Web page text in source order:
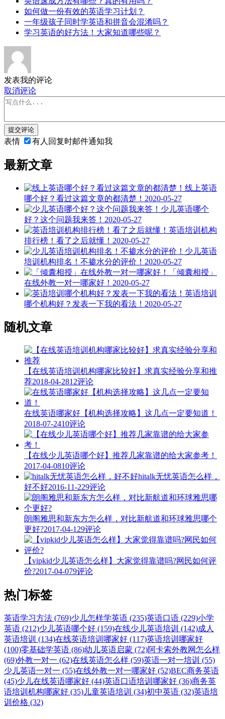
如何做一份有效的英语学习计划？
一年级孩子同时学英语和拼音会混淆吗？
学习英语的好方法！大家知道哪些呢？
发表我的评论
取消评论
提交评论
表情 有人回复时邮件通知我
最新文章
线上英语
哪个好？看过这篇文章的都清楚！ 2020-05-27
少儿英语哪个
好？这个问题我来答！ 2020-05-27
英语培训机构
排行榜！看了之后就懂！ 2020-05-27
少儿英语
培训机构排名！不掺水分的评价！ 2020-05-27
「倾囊相授」
在线外教一对一哪家好！ 2020-05-27
英语培训
哪个机构好？发表一下我的看法！ 2020-05-27
随机文章
【在线英语培训机构哪家比较好】求真实经验分享和推
荐2018-04-2812评论
在线英语哪家好【机构选择攻略】这几点一定要知道！
2018-07-2410评论
【在线少儿英语哪个好】推荐几家靠谱的给大家参考！
2017-04-0810评论
hitalk无忧英语怎么样，
好不好2016-11-229评论
朗阁雅思和新东方怎么样，对比新航道和环球雅思哪个
更好?2017-04-129评论
【vipkid少儿英语怎么样】大家觉得靠谱吗?网民如何评
价?2017-04-079评论
热门标签
英语学习方法 (769)少儿怎样学英语 (235)英语口语 (229)小学
英语 (212)少儿英语哪个好 (159)在线少儿英语培训 (142)成人
英语培训 (134)在线英语培训哪家好 (117)英语培训哪家好
(100)零基础学英语 (86)幼儿英语启蒙 (72)阿卡索外教网怎么样
(69)外教一对一 (62)在线英语怎么样 (59)英语一对一培训 (55)
少儿英语一对一 (55)在线外教一对一哪家好 (52)BEC商务英语
(45)少儿在线英语哪家好 (44)英语口语培训哪家好 (36)商务英
语培训机构哪家好 (35) 儿童英语培训 (34)初中英语 (32)英语培
训价格 (32)